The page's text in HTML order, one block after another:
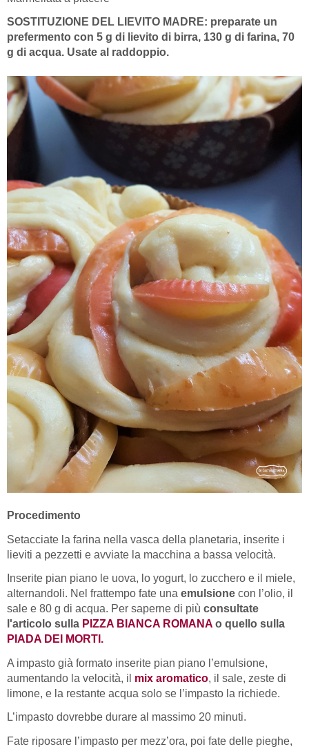
SOSTITUZIONE DEL LIEVITO MADRE: preparate un
prefermento con 5 g di lievito di birra, 130 g di farina, 70
g di acqua. Usate al raddoppio.
Procedimento
Setacciate la farina nella vasca della planetaria, inserite i
lieviti a pezzetti e avviate la macchina a bassa velocità.
Inserite pian piano le uova, lo yogurt, lo zucchero e il miele,
alternandoli. Nel frattempo fate una emulsione con l’olio, il
sale e 80 g di acqua. Per saperne di più consultate
l'articolo sulla PIZZA BIANCA ROMANA o quello sulla
PIADA DEI MORTI.
A impasto già formato inserite pian piano l’emulsione,
aumentando la velocità, il mix aromatico, il sale, zeste di
limone, e la restante acqua solo se l’impasto la richiede.
L’impasto dovrebbe durare al massimo 20 minuti.
Fate riposare l’impasto per mezz’ora, poi fate delle pieghe,